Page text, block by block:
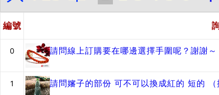
編號
0 請問線上訂購要在哪邊選擇手圍呢？謝謝～
1 請問嬸子的部份 可不可以換成紅的 短的